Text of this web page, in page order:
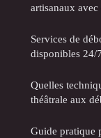
artisanaux
Services de
disponibles 24/7
Quelles
théâtrale aux
Guide pratique